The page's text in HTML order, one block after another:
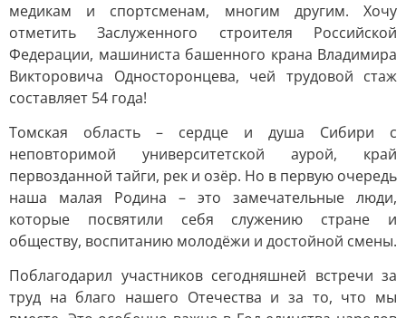
медикам и спортсменам, многим другим. Хочу
отметить Заслуженного строителя Российской
Федерации, машиниста башенного крана Владимира
Викторовича Односторонцева, чей трудовой стаж
составляет 54 года!
Томская область – сердце и душа Сибири с
неповторимой университетской аурой, край
первозданной тайги, рек и озёр. Но в первую очередь
наша малая Родина – это замечательные люди,
которые посвятили себя служению стране и
обществу, воспитанию молодёжи и достойной смены.
Поблагодарил участников сегодняшней встречи за
труд на благо нашего Отечества и за то, что мы